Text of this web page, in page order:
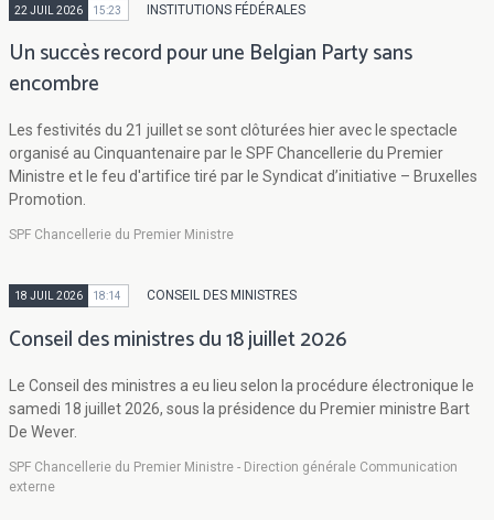
22 JUIL 2026 15:23 INSTITUTIONS FÉDÉRALES
Un succès record pour une Belgian Party sans
encombre
Les festivités du 21 juillet se sont clôturées hier avec le spectacle
organisé au Cinquantenaire par le SPF Chancellerie du Premier
Ministre et le feu d'artifice tiré par le Syndicat d’initiative – Bruxelles
Promotion.
SPF Chancellerie du Premier Ministre
18 JUIL 2026 18:14 CONSEIL DES MINISTRES
Conseil des ministres du 18 juillet 2026
Le Conseil des ministres a eu lieu selon la procédure électronique le
samedi 18 juillet 2026, sous la présidence du Premier ministre Bart
De Wever.
SPF Chancellerie du Premier Ministre - Direction générale Communication
externe